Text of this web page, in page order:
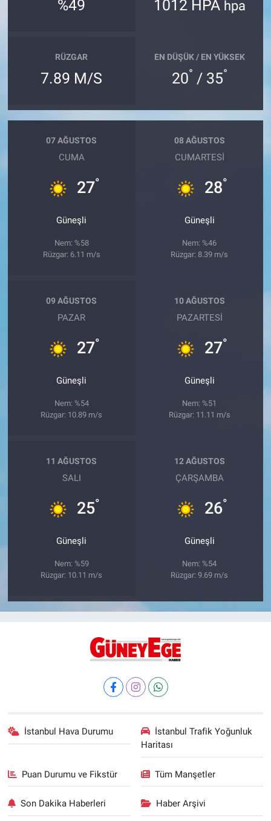
%49 1012 HPA hpa
RÜZGAR
7.89 M/S
EN DÜŞÜK / EN YÜKSEK
20° / 35°
07 AĞUSTOS
CUMA
27°
Güneşli
Nem: %58
Rüzgar: 6.11 m/s
08 AĞUSTOS
CUMARTESI
28°
Güneşli
Nem: %46
Rüzgar: 8.39 m/s
09 AĞUSTOS
PAZAR
27°
Güneşli
Nem: %54
Rüzgar: 10.89 m/s
10 AĞUSTOS
PAZARTESI
27°
Güneşli
Nem: %51
Rüzgar: 11.11 m/s
11 AĞUSTOS
SALI
25°
Güneşli
Nem: %59
Rüzgar: 10.11 m/s
12 AĞUSTOS
ÇARŞAMBA
26°
Güneşli
Nem: %54
Rüzgar: 9.69 m/s
İstanbul Hava Durumu
İstanbul Trafik Yoğunluk
Haritası
Puan Durumu ve Fikstür Tüm Manşetler
Son Dakika Haberleri Haber Arşivi